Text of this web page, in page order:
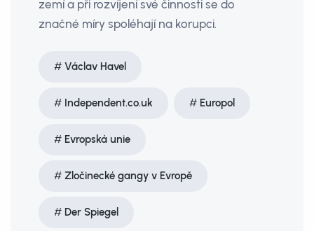
zemí a při rozvíjení své činnosti se do
značné míry spoléhají na korupci.
Václav Havel
Independent.co.uk Europol
Evropská unie
Zločinecké gangy v Evropě
Der Spiegel